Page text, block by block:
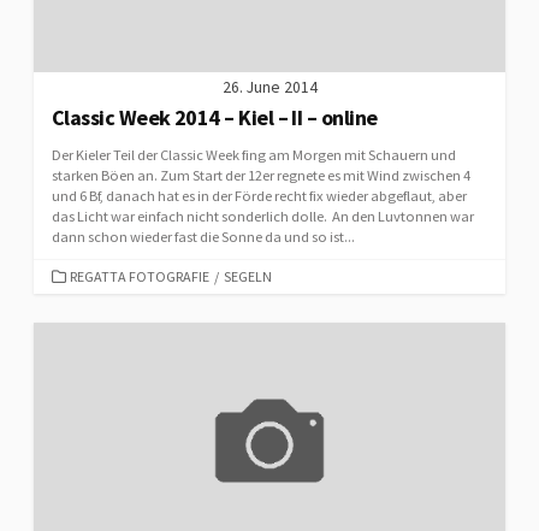
26. June 2014
Classic Week 2014 – Kiel – II – online
Der Kieler Teil der Classic Week fing am Morgen mit Schauern und
starken Böen an. Zum Start der 12er regnete es mit Wind zwischen 4
und 6 Bf, danach hat es in der Förde recht fix wieder abgeflaut, aber
das Licht war einfach nicht sonderlich dolle. An den Luvtonnen war
dann schon wieder fast die Sonne da und so ist...
CATEGORIES
REGATTA FOTOGRAFIE / SEGELN